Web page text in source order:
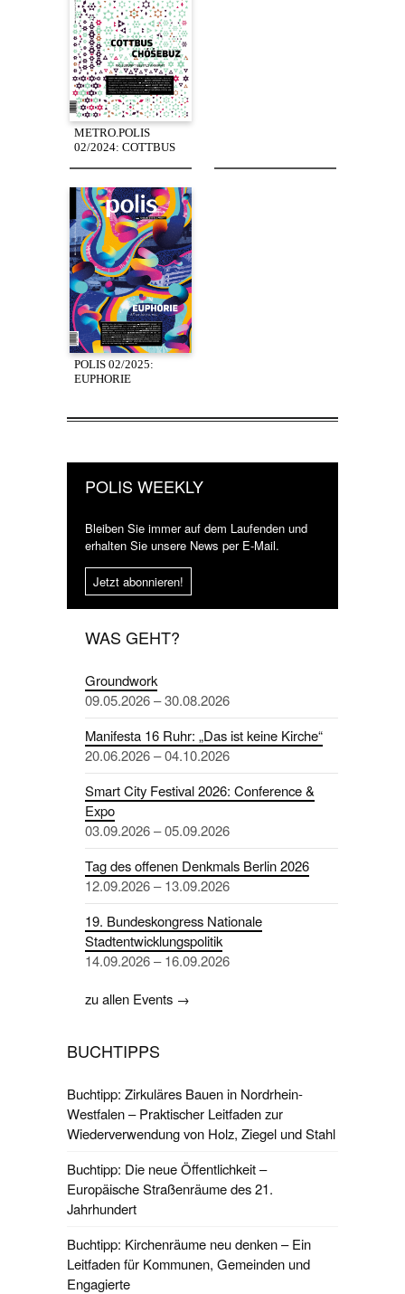
METRO.POLIS
02/2024: COTTBUS
POLIS 02/2025:
EUPHORIE
POLIS WEEKLY
Bleiben Sie immer auf dem Laufenden und
erhalten Sie unsere News per E-Mail.
Jetzt abonnieren!
WAS GEHT?
Groundwork
09.05.2026 – 30.08.2026
Manifesta 16 Ruhr: „Das ist keine Kirche“
20.06.2026 – 04.10.2026
Smart City Festival 2026: Conference &
Expo
03.09.2026 – 05.09.2026
Tag des offenen Denkmals Berlin 2026
12.09.2026 – 13.09.2026
19. Bundeskongress Nationale
Stadtentwicklungspolitik
14.09.2026 – 16.09.2026
zu allen Events →
BUCHTIPPS
Buchtipp: Zirkuläres Bauen in Nordrhein-
Westfalen – Praktischer Leitfaden zur
Wiederverwendung von Holz, Ziegel und Stahl
Buchtipp: Die neue Öffentlichkeit –
Europäische Straßenräume des 21.
Jahrhundert
Buchtipp: Kirchenräume neu denken – Ein
Leitfaden für Kommunen, Gemeinden und
Engagierte